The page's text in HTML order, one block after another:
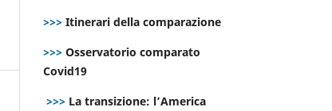
>>> Itinerari della comparazione
>>> Osservatorio comparato
Covid19
>>> La transizione: l’America